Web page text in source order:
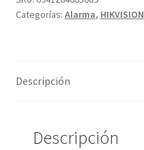
Categorías: Alarma, HIKVISION
Descripción
Descripción